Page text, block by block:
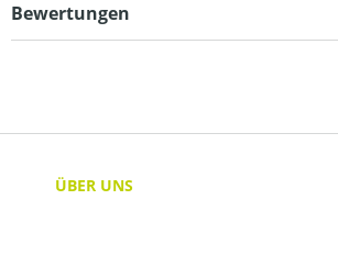
Bewertungen
ÜBER UNS